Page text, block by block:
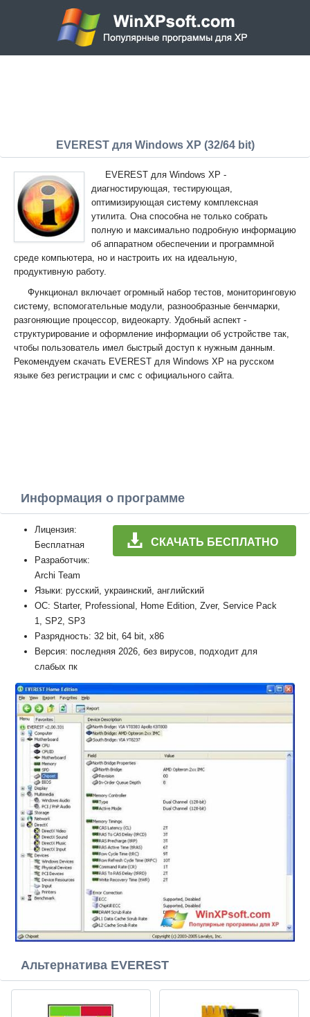
EVEREST для Windows XP (32/64 bit)
EVEREST для Windows XP -
диагностирующая, тестирующая,
оптимизирующая систему комплексная
утилита. Она способна не только собрать
полную и максимально подробную информацию
об аппаратном обеспечении и программной
среде компьютера, но и настроить их на идеальную,
продуктивную работу.
Функционал включает огромный набор тестов, мониторинговую
систему, вспомогательные модули, разнообразные бенчмарки,
разгоняющие процессор, видеокарту. Удобный аспект -
структурирование и оформление информации об устройстве так,
чтобы пользователь имел быстрый доступ к нужным данным.
Рекомендуем скачать EVEREST для Windows XP на русском
языке без регистрации и смс с официального сайта.
Информация о программе
СКАЧАТЬ БЕСПЛАТНО
Лицензия:
Бесплатная
Разработчик:
Archi Team
Языки: русский, украинский, английский
ОС: Starter, Professional, Home Edition, Zver, Service Pack
1, SP2, SP3
Разрядность: 32 bit, 64 bit, x86
Версия: последняя 2026, без вирусов, подходит для
слабых пк
Альтернатива EVEREST